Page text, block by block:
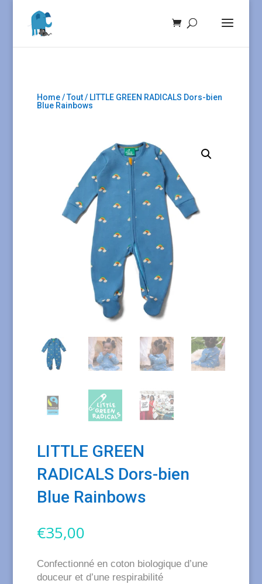
Home/Tout/ LITTLE GREEN RADICALS Dors-bien
Blue Rainbows
LITTLE GREEN
RADICALS Dors-bien
Blue Rainbows
€35,00
Confectionné en coton biologique d’une
douceur et d’une respirabilité